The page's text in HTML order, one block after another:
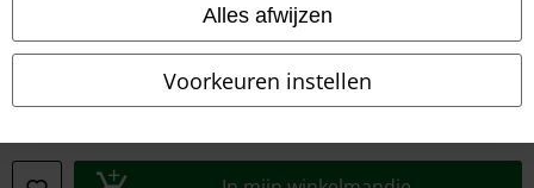
Alles afwijzen
Voorkeuren instellen
Onze online shops
EMP France